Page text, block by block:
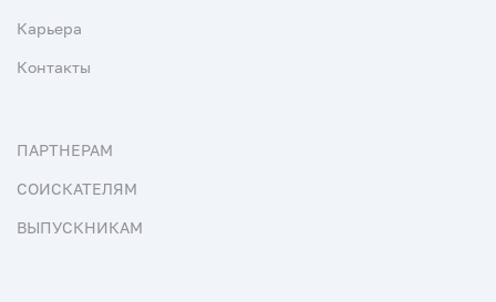
Карьера
Контакты
ПАРТНЕРАМ
СОИСКАТЕЛЯМ
ВЫПУСКНИКАМ